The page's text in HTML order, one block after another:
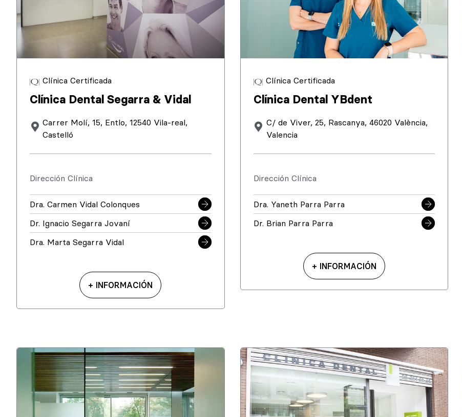
Clínica Certificada
Clínica Dental Segarra & Vidal
Carrer Molí, 15, Entlo, 12540 Vila-real,
Castelló
Dirección Clínica
Dra. Carmen Vidal Colonques
Dr. Ignacio Segarra Jovaní
Dra. Marta Segarra Vidal
+ INFORMACIÓN
Clínica Certificada
Clínica Dental YBdent
C/ de Viver, 25, Rascanya, 46020 València,
Valencia
Dirección Clínica
Dra. Yaneth Parra Parra
Dr. Brian Parra Parra
+ INFORMACIÓN